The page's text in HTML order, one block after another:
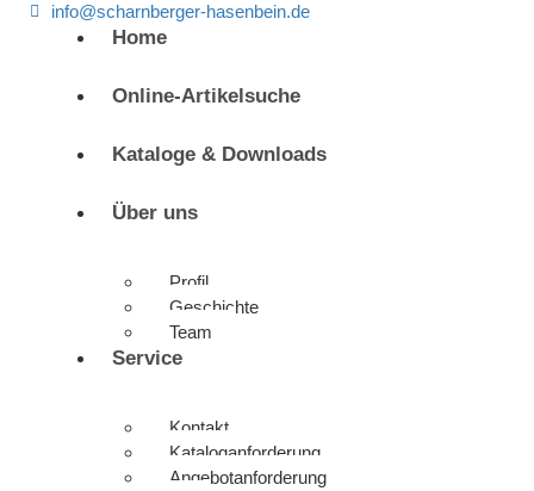
info@scharnberger-hasenbein.de
Home
Online-Artikelsuche
Kataloge & Downloads
Über uns
Profil
Geschichte
Team
Service
Kontakt
Kataloganforderung
Angebotanforderung